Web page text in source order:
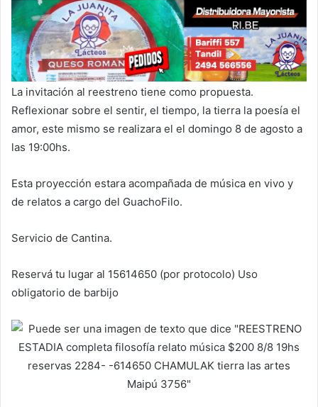
La invitación al reestreno tiene como propuesta.
Reflexionar sobre el sentir, el tiempo, la tierra la poesía el
amor, este mismo se realizara el el domingo 8 de agosto a
las 19:00hs.
Esta proyección estara acompañada de música en vivo y
de relatos a cargo del GuachoFilo.
Servicio de Cantina.
Reservá tu lugar al 15614650 (por protocolo) Uso
obligatorio de barbijo